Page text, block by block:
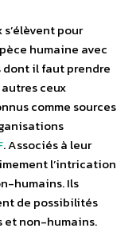
pour
humaine avec
il faut prendre
ceux
comme sources
. Associés à leur
l’intrication
humains. Ils
de possibilités
et non-humains.